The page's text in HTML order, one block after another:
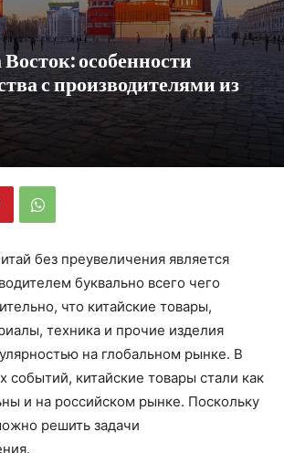
Восток: особенности
с производителями из
без преувеличения является
буквально всего чего
что китайские товары,
техника и прочие изделия
на глобальном рынке. В
событий, китайские товары стали как
и на российском рынке. Поскольку
решить задачи